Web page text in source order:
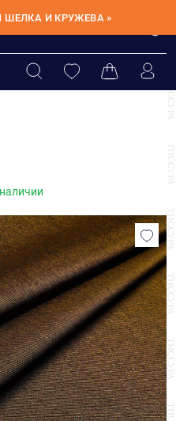
ШЕЛКА И КРУЖЕВА »